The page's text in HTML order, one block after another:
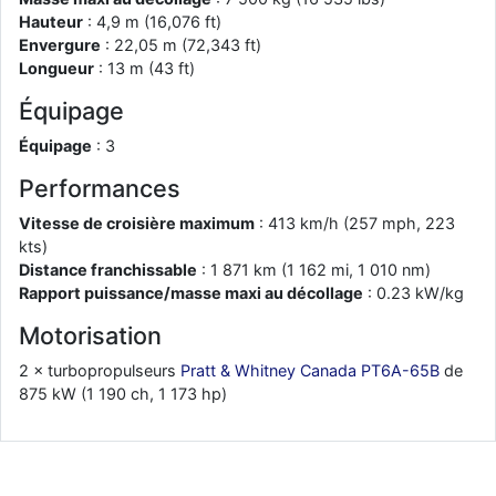
d9pouces : cette fois, c'est le Brésil et Singapour qui mettent le site
par terre
jericho : Ah ben je peux te confirmer que j'étais resté dans le filtre…
d9pouces
: Désolé ! Mon filtrage a été un peu trop violent
manifestement
tout voir
Hauteur : 4,9 m (16,076 ft)
Envergure : 22,05 m (72,343 ft)
Longueur : 13 m (43 ft)
Équipage
Équipage : 3
Performances
Vitesse de croisière maximum : 413 km/h (257 mph, 223
kts)
Distance franchissable : 1 871 km (1 162 mi, 1 010 nm)
Rapport puissance/masse maxi au décollage : 0.23 kW/kg
Motorisation
2 × turbopropulseurs Pratt & Whitney Canada PT6A-65B de
875 kW (1 190 ch, 1 173 hp)